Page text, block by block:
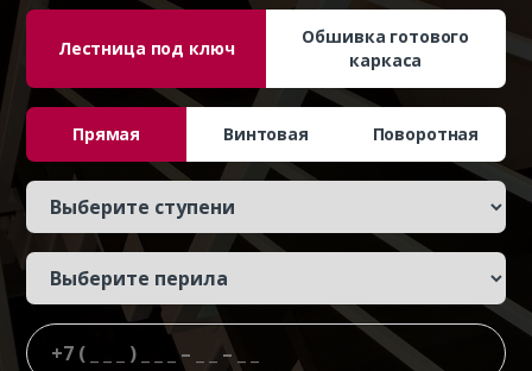
Лестница под ключ
Обшивка готового
каркаса
Прямая Винтовая Поворотная